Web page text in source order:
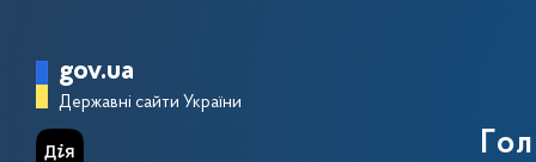
Головна сторінка Державної
gov.ua
Державні сайти України